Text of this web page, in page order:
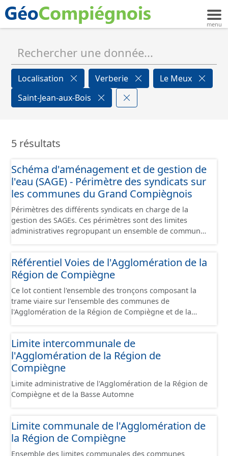
Localisation Verberie
Le Meux
Saint-Jean-aux-Bois
5 résultats
Schéma d'aménagement et de gestion de
l'eau (SAGE) - Périmètre des syndicats sur
les communes du Grand Compiègnois
Périmètres des différents syndicats en charge de la
gestion des SAGEs. Ces périmètres sont des limites
administratives regropupant un ensemble de communes
diverses : - SAGE, - GEMA (Gestion des Milieux
Aquatiques) - Ruissellement. Le ou les périmètres du
syndicat de la Brêche n'est pas inclus dans ce jeu de
données.
Référentiel Voies de l'Agglomération de la
Région de Compiègne
Ce lot contient l'ensemble des tronçons composant la
trame viaire sur l'ensemble des communes de
l'Agglomération de la Région de Compiègne et de la
peut-être nommé ou non par un libellé de voie. Un
tronçon appartient à une ou deux communes. Un
tronçon représente, le plus souvent, le centre de la
chaussée. Les tronçons de voies sont topologiques : les
extrémités d’un tronçon correspondent à des
intersections ou des jonctions, sauf dans le cas d'un
Franchissement ». Dans le cas d'un pont (franchissement
d’un tronçon routier ou ferré) : les tronçons se croisent
sans se couper. Un tronçon commence à une
Limite intercommunale de
l'Agglomération de la Région de
Compiègne
Limite administrative de l'Agglomération de la Région de
Compiègne et de la Basse Automne
Limite communale de l'Agglomération de
la Région de Compiègne
Ensemble des limites communales des communes